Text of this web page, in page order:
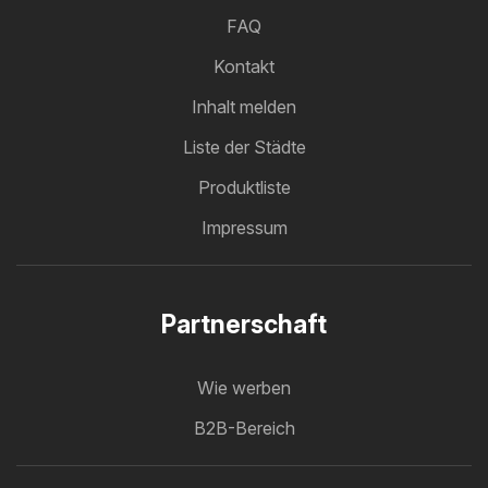
FAQ
Kontakt
Inhalt melden
Liste der Städte
Produktliste
Impressum
Partnerschaft
Wie werben
B2B-Bereich